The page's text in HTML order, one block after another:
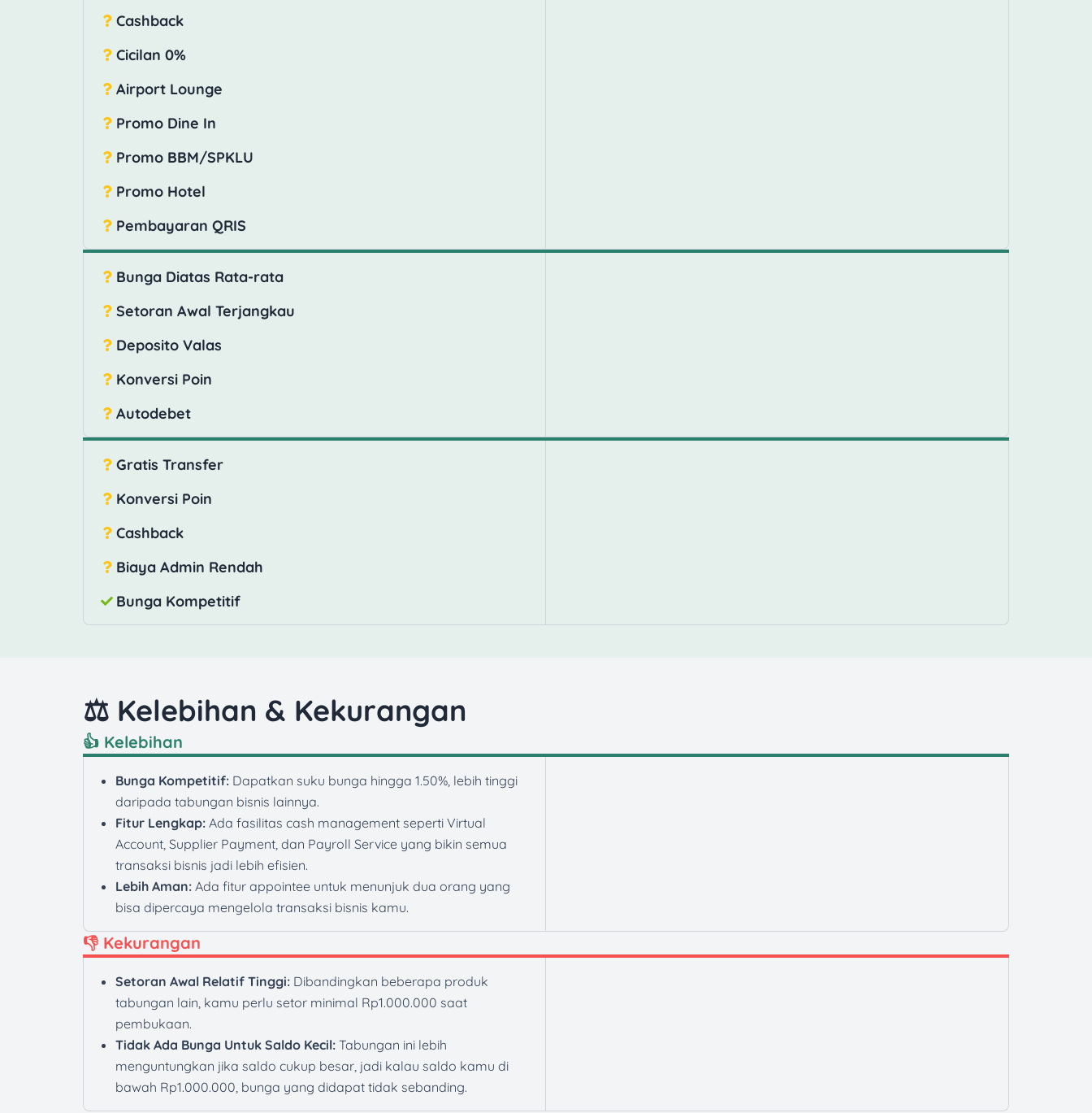
Cashback
Cicilan 0%
Airport Lounge
Promo Dine In
Promo BBM/SPKLU
Promo Hotel
Pembayaran QRIS
Bunga Diatas Rata-rata
Setoran Awal Terjangkau
Deposito Valas
Konversi Poin
Autodebet
Gratis Transfer
Konversi Poin
Cashback
Biaya Admin Rendah
Bunga Kompetitif
⚖️ Kelebihan & Kekurangan
👍 Kelebihan
Bunga Kompetitif: Dapatkan suku bunga hingga 1.50%, lebih tinggi
daripada tabungan bisnis lainnya.
Fitur Lengkap: Ada fasilitas cash management seperti Virtual
Account, Supplier Payment, dan Payroll Service yang bikin semua
transaksi bisnis jadi lebih efisien.
Lebih Aman: Ada fitur appointee untuk menunjuk dua orang yang
bisa dipercaya mengelola transaksi bisnis kamu.
👎 Kekurangan
Setoran Awal Relatif Tinggi: Dibandingkan beberapa produk
tabungan lain, kamu perlu setor minimal Rp1.000.000 saat
pembukaan.
Tidak Ada Bunga Untuk Saldo Kecil: Tabungan ini lebih
menguntungkan jika saldo cukup besar, jadi kalau saldo kamu di
bawah Rp1.000.000, bunga yang didapat tidak sebanding.